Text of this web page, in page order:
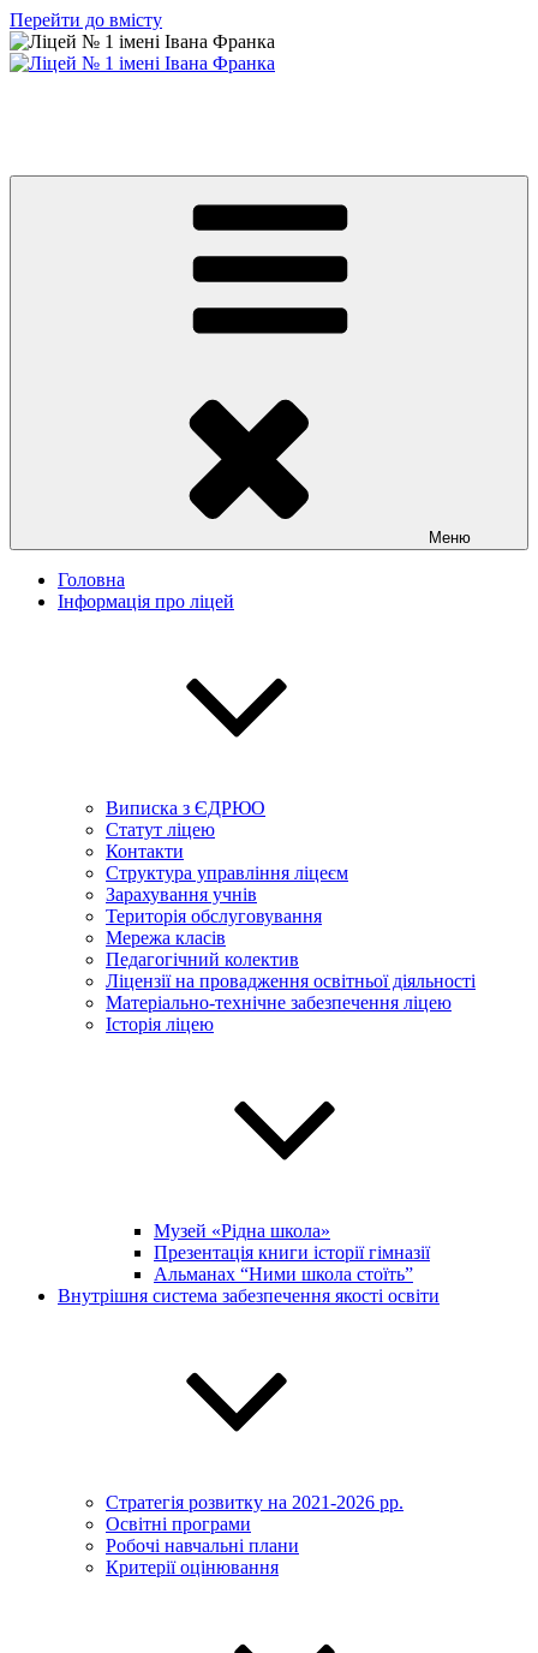
Перейти до вмісту
Меню
Головна
Інформація про ліцей
Виписка з ЄДРЮО
Статут ліцею
Контакти
Структура управління ліцеєм
Зарахування учнів
Територія обслуговування
Мережа класів
Педагогічний колектив
Ліцензії на провадження освітньої діяльності
Матеріально-технічне забезпечення ліцею
Історія ліцею
Музей «Рідна школа»
Презентація книги історії гімназії
Альманах “Ними школа стоїть”
Внутрішня система забезпечення якості освіти
Стратегія розвитку на 2021-2026 рр.
Освітні програми
Робочі навчальні плани
Критерії оцінювання